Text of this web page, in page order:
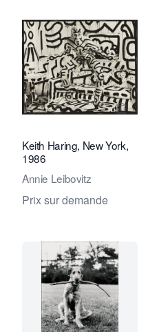
Voir
Keith Haring, New York,
1986
Annie Leibovitz
Prix sur demande